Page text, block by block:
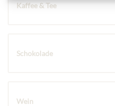
Kaffee & Tee
Schokolade
Wein